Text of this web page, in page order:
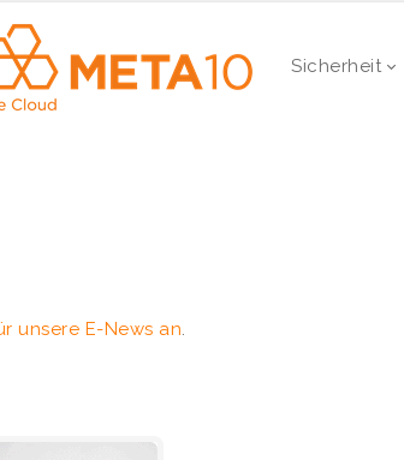
Sicherheit
unsere E-News an.